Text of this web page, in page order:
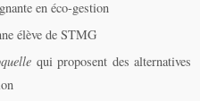
en éco-gestion
élève de STMG
qui proposent des alternatives